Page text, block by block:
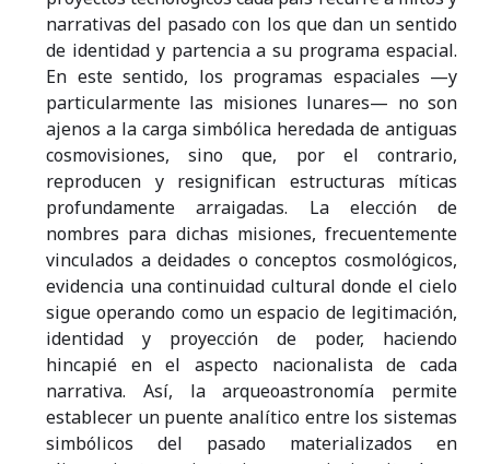
narrativas del pasado con los que dan un sentido
de identidad y partencia a su programa espacial.
En este sentido, los programas espaciales —y
particularmente las misiones lunares— no son
ajenos a la carga simbólica heredada de antiguas
cosmovisiones, sino que, por el contrario,
reproducen y resignifican estructuras míticas
profundamente arraigadas. La elección de
nombres para dichas misiones, frecuentemente
vinculados a deidades o conceptos cosmológicos,
evidencia una continuidad cultural donde el cielo
sigue operando como un espacio de legitimación,
identidad y proyección de poder, haciendo
hincapié en el aspecto nacionalista de cada
narrativa. Así, la arqueoastronomía permite
establecer un puente analítico entre los sistemas
simbólicos del pasado materializados en